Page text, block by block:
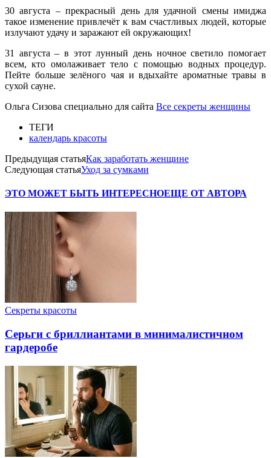
30 августа – прекрасный день для удачной смены имиджа
такое изменение привлечёт к вам счастливых людей, которые
излучают удачу и заражают ей окружающих!
31 августа – в этот лунный день ночное светило помогает
всем, кто омолаживает тело с помощью водных процедур.
Пейте больше зелёного чая и вдыхайте ароматные травы в
сухой сауне.
Ольга Сизова специально для сайта Все секреты женщины
ТЕГИ
календарь красоты
Предыдущая статьяКак заработать женщине
Следующая статьяУход за сумками
ЭТО МОЖЕТ БЫТЬ ИНТЕРЕСНОЕЩЕ ОТ АВТОРА
Секреты красоты
Серьги с бриллиантами в минималистичном
гардеробе